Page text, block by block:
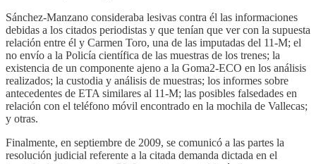
Sánchez-Manzano consideraba lesivas contra él las informaciones
debidas a los citados periodistas y que tenían que ver con la supuesta
relación entre él y Carmen Toro, una de las imputadas del 11-M; el
no envío a la Policía científica de las muestras de los trenes; la
existencia de un componente ajeno a la Goma2-ECO en los análisis
realizados; la custodia y análisis de muestras; los informes sobre
antecedentes de ETA similares al 11-M; las posibles falsedades en
relación con el teléfono móvil encontrado en la mochila de Vallecas;
y otras.
Finalmente, en septiembre de 2009, se comunicó a las partes la
resolución judicial referente a la citada demanda dictada en el